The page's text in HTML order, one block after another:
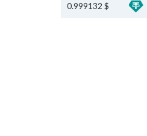
$ 0.999132